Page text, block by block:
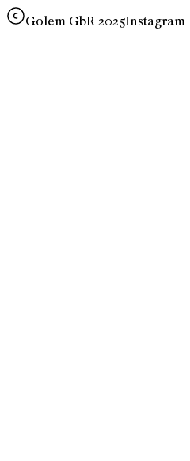
Golem GbR 2025Instagram